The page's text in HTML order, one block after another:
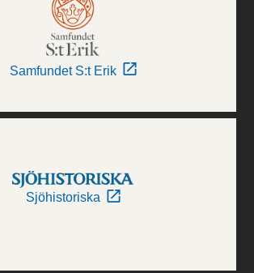
Samfundet S:t Erik
Sjöhistoriska